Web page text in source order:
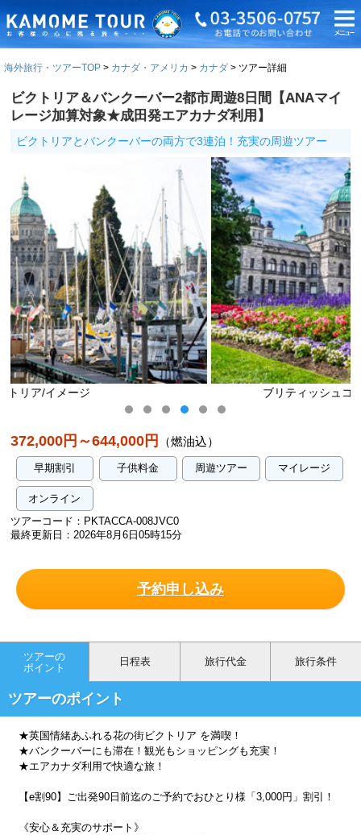
海外旅行・ツアーTOP カナダ・アメリカ カナダ ツアー詳細
ビクトリア＆バンクーバー2都市周遊8日間【ANAマイ
レージ加算対象★成田発エアカナダ利用】
ビクトリアとバンクーバーの両方で3連泊！充実の周遊ツアー
ブリティッシュコロンビア州議事堂/イメージ
372,000円～644,000円 （燃油込）
早期割引 子供料金 周遊ツアー マイレージ
オンライン
ツアーコード：PKTACCA-008JVC0
最終更新日：2026年8月6日05時15分
予約申し込み
ツアーの
ポイント
日程表 旅行代金 旅行条件
ツアーのポイント
★英国情緒あふれる花の街ビクトリア を満喫！
★バンクーバーにも滞在！観光もショッピングも充実！
★エアカナダ利用で快適な旅！
【e割90】ご出発90日前迄のご予約でおひとり様「3,000円」割引！
《安心＆充実のサポート》